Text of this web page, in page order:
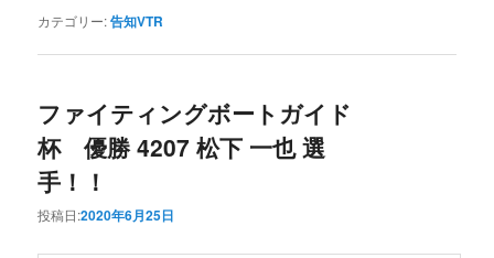
カテゴリー:告知VTR
ファイティングボートガイド
杯 優勝 4207 松下 一也 選
手！！
投稿日:2020年6月25日